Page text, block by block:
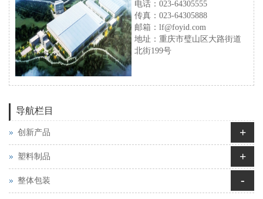
电话：023-64305555
传真：023-64305888
邮箱：lf@foyid.com
地址：重庆市璧山区大路街道
北街199号
导航栏目
创新产品 +
塑料制品 +
整体包装 -